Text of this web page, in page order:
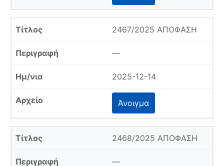
2467/2025 ΑΠΟΦΑΣΗ
—
2025-12-14
Άνοιγμα
2468/2025 ΑΠΟΦΑΣΗ
—